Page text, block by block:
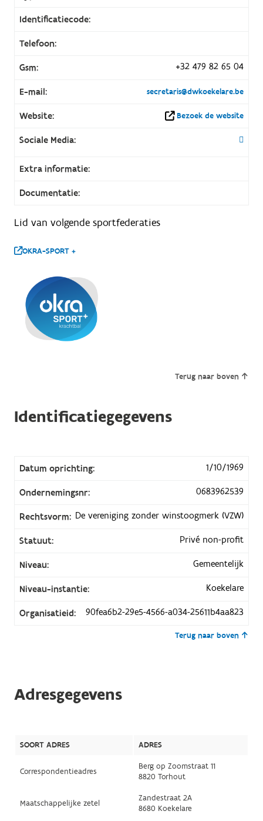
Identificatiecode:
Telefoon:
Gsm: +32 479 82 65 04
E-mail: secretaris@dwkoekelare.be
Website: Bezoek de website
Sociale Media:
Extra informatie:
Documentatie:
Lid van volgende sportfederaties
OKRA-SPORT +
Terug naar boven
Identificatiegegevens
Datum oprichting: 1/10/1969
Ondernemingsnr: 0683962539
Rechtsvorm: De vereniging zonder winstoogmerk (VZW)
Statuut: Privé non-profit
Niveau: Gemeentelijk
Niveau-instantie: Koekelare
Organisatieid: 90fea6b2-29e5-4566-a034-25611b4aa823
Terug naar boven
Adresgegevens
SOORT ADRES ADRES
Correspondentieadres
Berg op Zoomstraat 11
8820 Torhout
Maatschappelijke zetel
Zandestraat 2A
8680 Koekelare